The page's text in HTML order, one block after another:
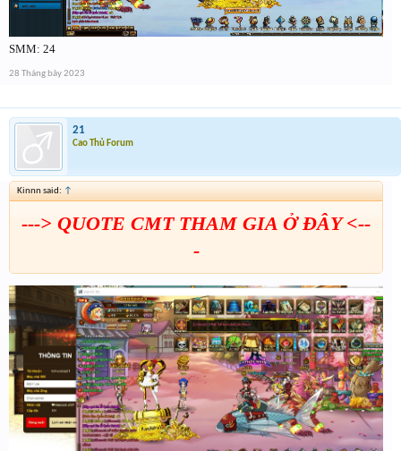
SMM: 24
28 Tháng bảy 2023
21
Cao Thủ Forum
Kinnn said: ↑
---> QUOTE CMT THAM GIA Ở ĐÂY <--
-